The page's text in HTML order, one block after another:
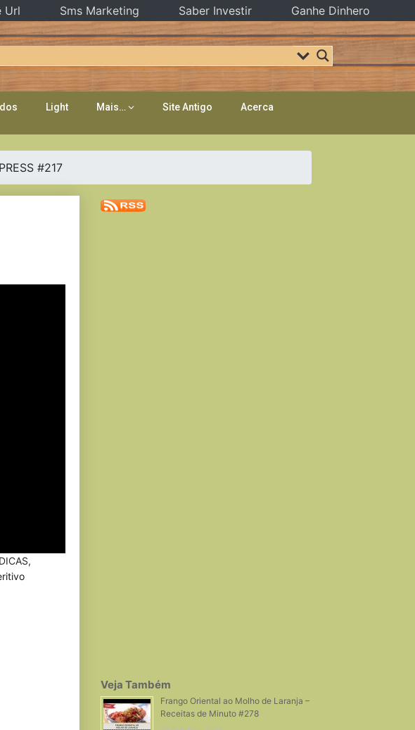
Light Mais… Site Antigo Acerca
#217
Veja Também
Frango Oriental ao Molho de Laranja –
Receitas de Minuto #278
Url Sms Marketing Saber Investir Ganhe Dinhero